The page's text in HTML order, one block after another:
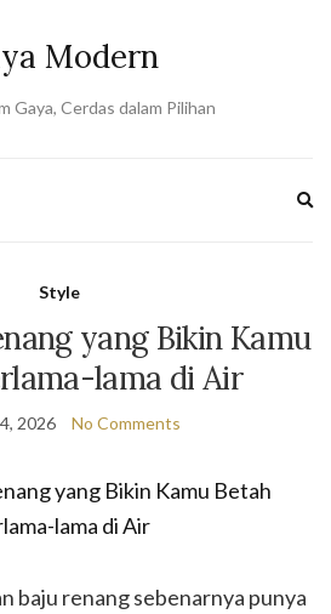
Modern
Gaya, Cerdas dalam Pilihan
Style
yang Bikin Kamu
lama di Air
2026 No Comments
baju renang sebenarnya punya